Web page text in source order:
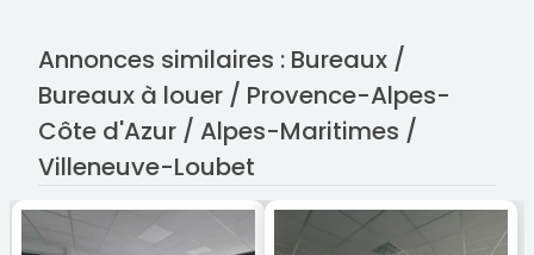
Annonces similaires : Bureaux /
Bureaux à louer / Provence-Alpes-
Côte d'Azur / Alpes-Maritimes /
Villeneuve-Loubet